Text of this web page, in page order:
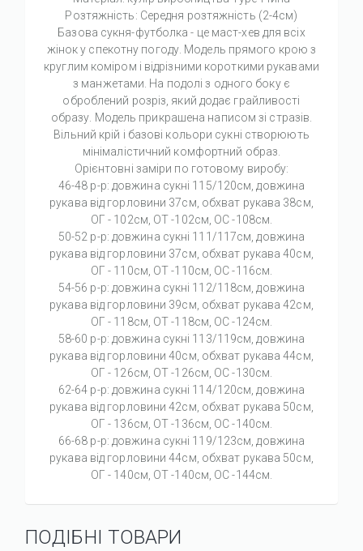
Розтяжність: Середня розтяжність (2-4см)
Базова сукня-футболка - це маст-хев для всіх
жінок у спекотну погоду. Модель прямого крою з
круглим коміром і відрізними короткими рукавами
з манжетами. На подолі з одного боку є
оброблений розріз, який додає грайливості
образу. Модель прикрашена написом зі стразів.
Вільний крій і базові кольори сукні створюють
мінімалістичний комфортний образ.
Орієнтовні заміри по готовому виробу:
46-48 р-р: довжина сукні 115/120см, довжина
рукава від горловини 37см, обхват рукава 38см,
ОГ - 102см, ОТ -102см, ОС -108см.
50-52 р-р: довжина сукні 111/117см, довжина
рукава від горловини 37см, обхват рукава 40см,
ОГ - 110см, ОТ -110см, ОС -116см.
54-56 р-р: довжина сукні 112/118см, довжина
рукава від горловини 39см, обхват рукава 42см,
ОГ - 118см, ОТ -118см, ОС -124см.
58-60 р-р: довжина сукні 113/119см, довжина
рукава від горловини 40см, обхват рукава 44см,
ОГ - 126см, ОТ -126см, ОС -130см.
62-64 р-р: довжина сукні 114/120см, довжина
рукава від горловини 42см, обхват рукава 50см,
ОГ - 136см, ОТ -136см, ОС -140см.
66-68 р-р: довжина сукні 119/123см, довжина
рукава від горловини 44см, обхват рукава 50см,
ОГ - 140см, ОТ -140см, ОС -144см.
ПОДІБНІ ТОВАРИ